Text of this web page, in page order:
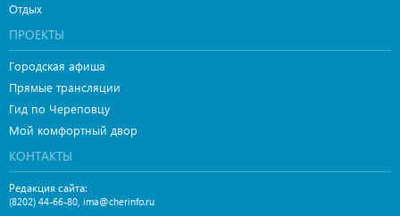
Отдых
ПРОЕКТЫ
Городская афиша
Прямые трансляции
Гид по Череповцу
Мой комфортный двор
КОНТАКТЫ
Редакция сайта:
(8202) 44-66-80, ima@cherinfo.ru